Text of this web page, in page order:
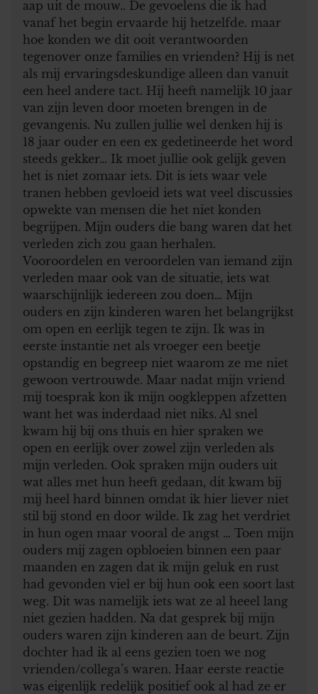
aap uit de mouw.. De gevoelens die ik had
vanaf het begin ervaarde hij hetzelfde. maar
hoe konden we dit ooit verantwoorden
tegenover onze families en vrienden? Hij is net
als mij ervaringsdeskundige alleen dan vanuit
een heel andere tact. Hij heeft namelijk 10 jaar
van zijn leven door moeten brengen in de
gevangenis. Nu zullen jullie wel denken hij is
18 jaar ouder en een ex gedetineerde het word
steeds gekker… Ik moet jullie ook gelijk geven
het is niet zomaar iets. Dit is iets waar vele
tranen hebben gevloeid iets wat veel discussies
opwekte van mensen die het niet konden
begrijpen. Mijn ouders die bang waren dat het
verleden zich zou gaan herhalen.
Vooroordelen en veroordelen van iemand zijn
verleden maar ook van de situatie, iets wat
waarschijnlijk iedereen zou doen… Mijn
ouders en zijn kinderen waren het belangrijkst
om open en eerlijk tegen te zijn. Ik was in
eerste instantie net als vroeger een beetje
opstandig en begreep niet waarom ze me niet
gewoon vertrouwde. Maar nadat mijn vriend
mij toesprak kon ik mijn oogkleppen afzetten
want het was inderdaad niet niks. Al snel
kwam hij bij ons thuis en hier spraken we
open en eerlijk over zowel zijn verleden als
mijn verleden. Ook spraken mijn ouders uit
wat alles met hun heeft gedaan, dit kwam bij
mij heel hard binnen omdat ik hier liever niet
stil bij stond en door wilde. Ik zag het verdriet
in hun ogen maar vooral de angst … Toen mijn
ouders mij zagen opbloeien binnen een paar
maanden en zagen dat ik mijn geluk en rust
had gevonden viel er bij hun ook een soort last
weg. Dit was namelijk iets wat ze al heeel lang
niet gezien hadden. Na dat gesprek bij mijn
ouders waren zijn kinderen aan de beurt. Zijn
dochter had ik al eens gezien toen we nog
vrienden/collega’s waren. Haar eerste reactie
was eigenlijk redelijk positief ook al had ze er